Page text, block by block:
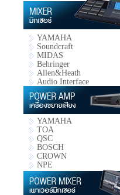
YAMAHA
Soundcraft
MIDAS
Behringer
Allen&Heath
Audio Interface
YAMAHA
TOA
QSC
BOSCH
CROWN
NPE